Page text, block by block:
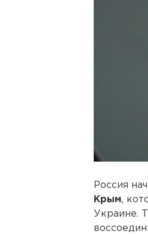
Россия
Крым,
Украине.